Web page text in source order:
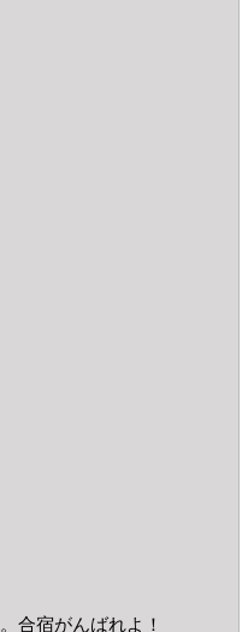
合宿がんばれよ！